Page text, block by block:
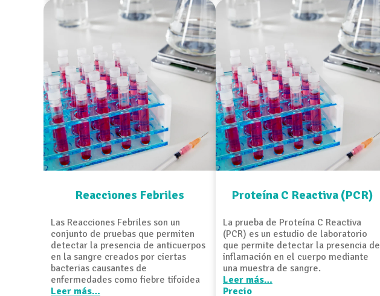
Reacciones Febriles
Las Reacciones Febriles son un
conjunto de pruebas que permiten
detectar la presencia de anticuerpos
en la sangre creados por ciertas
bacterias causantes de
enfermedades como fiebre tifoidea
Leer más…
Proteína C Reactiva (PCR)
La prueba de Proteína C Reactiva
(PCR) es un estudio de laboratorio
que permite detectar la presencia de
inflamación en el cuerpo mediante
una muestra de sangre.
Leer más…
Precio